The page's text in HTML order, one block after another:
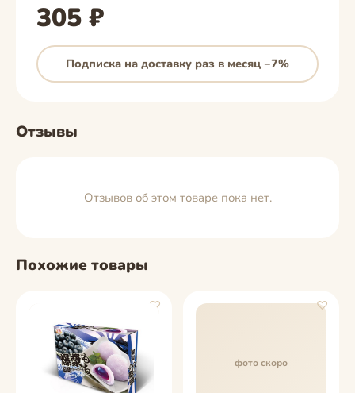
305 ₽
Подписка на доставку раз в месяц −7%
Отзывы
Отзывов об этом товаре пока нет.
Похожие товары
♡
фото скоро
♡
фото скоро